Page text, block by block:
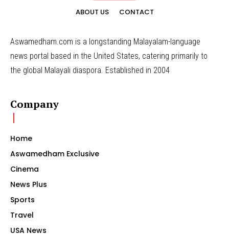
ABOUT US CONTACT
Aswamedham.com is a longstanding Malayalam-language
news portal based in the United States, catering primarily to
the global Malayali diaspora. Established in 2004
Company
Home
Aswamedham Exclusive
Cinema
News Plus
Sports
Travel
USA News